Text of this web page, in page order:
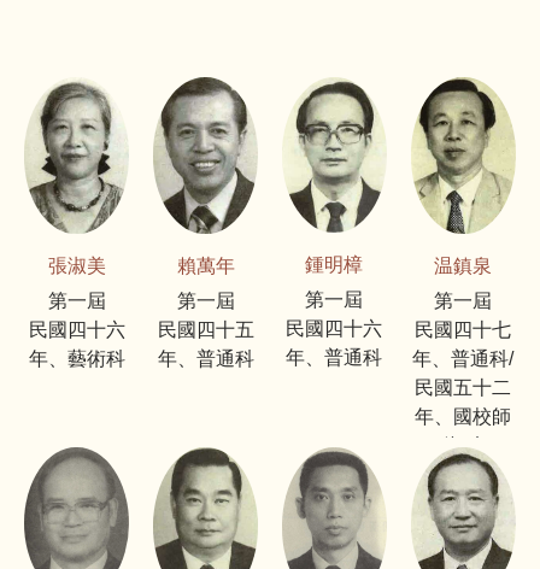
張淑美
第一屆
民國四十六
年、藝術科
賴萬年
第一屆
民國四十五
年、普通科
鍾明樟
第一屆
民國四十六
年、普通科
温鎮泉
第一屆
民國四十七
年、普通科/
民國五十二
年、國校師
資科